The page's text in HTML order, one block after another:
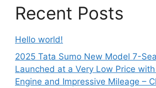
Recent Posts
Hello world!
2025 Tata Sumo New Model 7-
Launched at a Very Low Price
Engine and Impressive Mileage –